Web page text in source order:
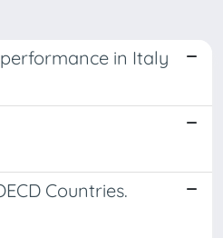
in Italy
Countries.